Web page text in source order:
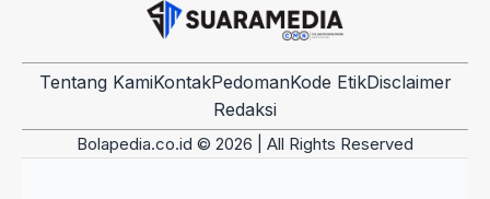
Tentang KamiKontakPedomanKode EtikDisclaimer
Redaksi
Bolapedia.co.id © 2026 | All Rights Reserved